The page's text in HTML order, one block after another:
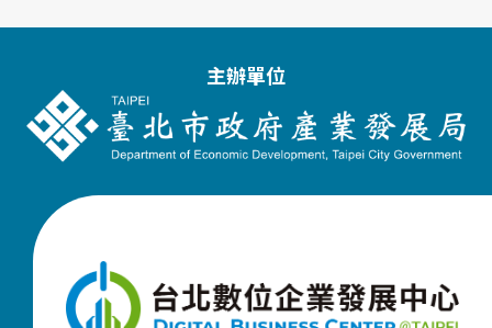
主辦單位